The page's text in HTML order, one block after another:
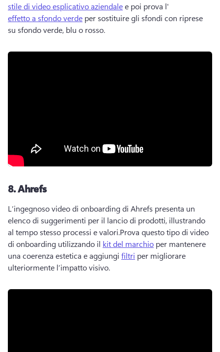
stile di video esplicativo aziendale e poi prova l'
effetto a sfondo verde per sostituire gli sfondi con riprese
su sfondo verde, blu o rosso.
8.Ahrefs
L’ingegnoso video di onboarding di Ahrefs presenta un
elenco di suggerimenti per il lancio di prodotti, illustrando
al tempo stesso processi e valori.Prova questo tipo di video
di onboarding utilizzando il kit del marchio per mantenere
una coerenza estetica e aggiungi filtri per migliorare
ulteriormente l’impatto visivo.